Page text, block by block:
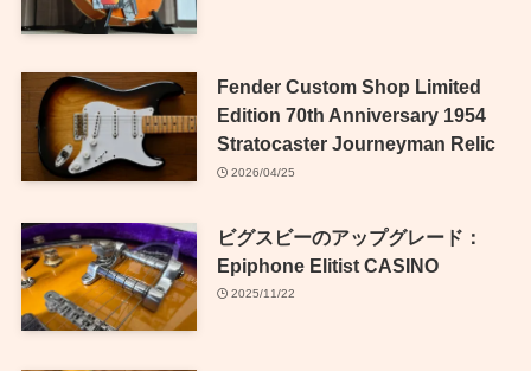
Fender Custom Shop Limited
Edition 70th Anniversary 1954
Stratocaster Journeyman Relic
2026/04/25
ビグスビーのアップグレード：
Epiphone Elitist CASINO
2025/11/22